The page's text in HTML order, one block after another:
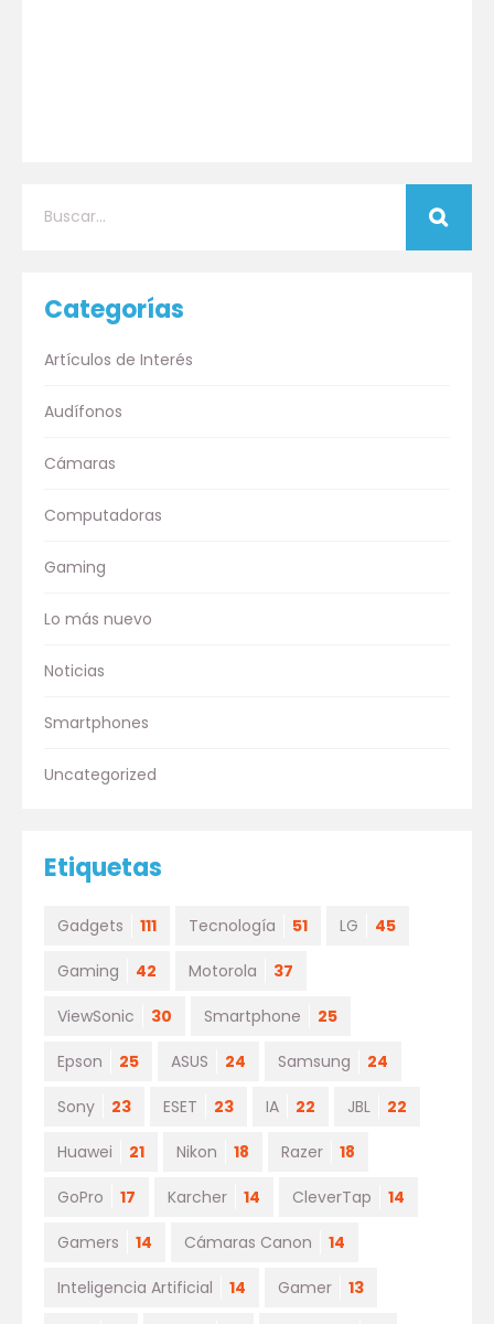
Categorías
Artículos de Interés
Audífonos
Cámaras
Computadoras
Gaming
Lo más nuevo
Noticias
Smartphones
Uncategorized
Etiquetas
Gadgets 111 Tecnología 51 LG 45
Gaming 42 Motorola 37
ViewSonic 30 Smartphone 25
Epson 25 ASUS 24 Samsung 24
Sony 23 ESET 23 IA 22 JBL 22
Huawei 21 Nikon 18 Razer 18
GoPro 17 Karcher 14 CleverTap 14
Gamers 14 Cámaras Canon 14
Inteligencia Artificial 14 Gamer 13